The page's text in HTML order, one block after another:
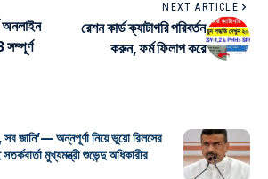
অনলাইন
NEXT ARTICLE
রেশন কার্ড ক্যাটাগরি পরিবর্তন
করুন, ফর্ম ফিলাপ করে
জানি’— অন্নপূর্ণা নিয়ে ভুয়ো রিলসের
মুখ্যমন্ত্রী শুভেন্দু অধিকারীর